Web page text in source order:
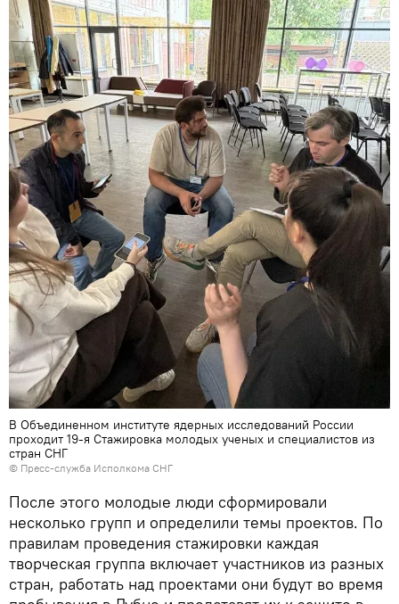
В Объединенном институте ядерных исследований России
проходит 19-я Стажировка молодых ученых и специалистов из
стран СНГ
© Пресс-служба Исполкома СНГ
После этого молодые люди сформировали
несколько групп и определили темы проектов. По
правилам проведения стажировки каждая
творческая группа включает участников из разных
стран, работать над проектами они будут во время